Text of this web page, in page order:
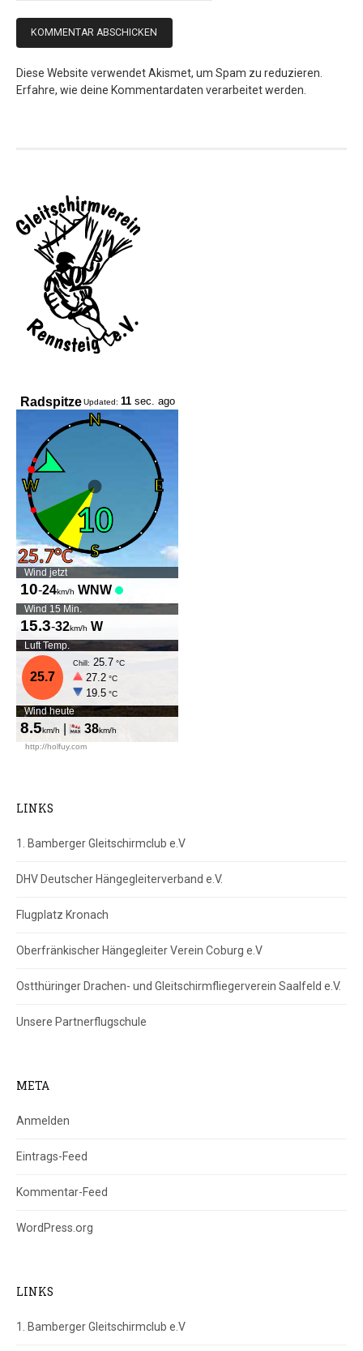
Diese Website verwendet Akismet, um Spam zu reduzieren.
Erfahre, wie deine Kommentardaten verarbeitet werden.
LINKS
1. Bamberger Gleitschirmclub e.V
DHV Deutscher Hängegleiterverband e.V.
Flugplatz Kronach
Oberfränkischer Hängegleiter Verein Coburg e.V
Ostthüringer Drachen- und Gleitschirmfliegerverein Saalfeld e.V.
Unsere Partnerflugschule
META
Anmelden
Eintrags-Feed
Kommentar-Feed
WordPress.org
LINKS
1. Bamberger Gleitschirmclub e.V